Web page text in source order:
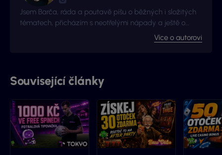
Jsem Barča, ráda a poutavě píšu o běžných i složitých
tématech, přicházím s neotřelými nápady a ještě o
kousek radši se zlepšuji a získávám nové zkušenosti. I to
je důvod proč jsme s Vyhraj.cz navázali kontakt -
Více o autorovi
Související články